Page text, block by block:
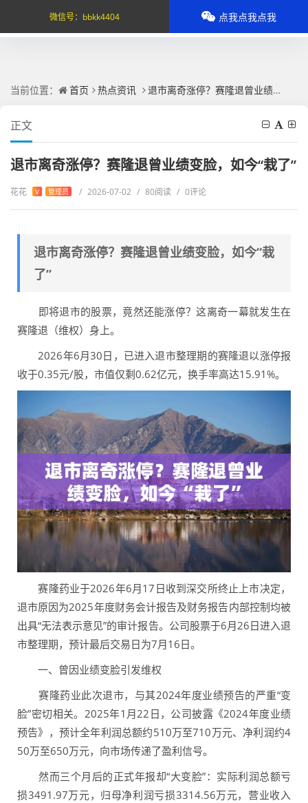
当前位置： 首页 热点资讯 退市离奇涨停？赛隆退曾业绩变脸，如今“栽了”
正文
退市离奇涨停？赛隆退曾业绩变脸，如今“栽了”
花花 V 管理员 / 2026-07-02 / 80阅读 / 0评论
退市离奇涨停？赛隆退曾业绩变脸，如今“栽
了”
即将退市的股票，竟然还能涨停？这离奇一幕就发生在
赛隆退（维权）身上。
2026年6月30日，已进入退市整理期的赛隆退以涨停报
收于0.35元/股，市值仅剩0.62亿元，换手率高达15.91%。
赛隆药业于2026年6月17日收到深交所终止上市决定，
退市原因为2025年度财务会计报告及财务报告内部控制均被
出具“无法表示意见”的审计报告。公司股票于6月26日进入退
市整理期，预计最后交易日为7月16日。
一、曾因业绩变脸引发维权
赛隆药业此次退市，与其2024年度业绩预告的严重“变
脸”密切相关。2025年1月22日，公司披露《2024年度业绩
预告》，预计全年利润总额约510万至710万元、净利润约4
50万至650万元，向市场传递了盈利信号。
然而三个月后的正式年报却“大变脸”：实际利润总额亏
损3491.97万元，归母净利润亏损3314.56万元，营业收入
微信号： bbkk4404 点我点我点我